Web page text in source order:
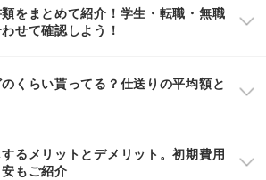
をまとめて紹介！学生・転職・無職
せて確認しよう！
くらい貰ってる？仕送りの平均額と
るメリットとデメリット。初期費用
もご紹介